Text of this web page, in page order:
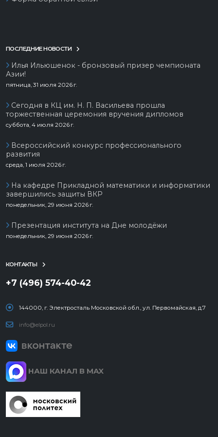
ПОСЛЕДНИЕ НОВОСТИ
Илья Ильюшенок - бронзовый призер чемпионата
Азии!
пятница, 31 июля 2026 г.
Сегодня в КЦ им. Н. П. Васильева прошла
торжественная церемония вручения дипломов
суббота, 4 июля 2026 г.
Всероссийский конкурс профессионального
развития
среда, 1 июля 2026 г.
На кафедре Прикладной математики и информатики
завершились защиты ВКР
понедельник, 29 июня 2026 г.
Презентация института на Дне молодёжи
понедельник, 29 июня 2026 г.
КОНТАКТЫ
+7 (496) 574-40-42
144000, г. Электросталь Московской обл., ул. Первомайская, д.7
info@elpol.ru
НАШ КАНАЛ В MAX